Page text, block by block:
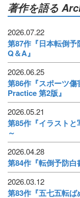
著作を語る
2026.07.22
第87作『日本転倒
Q＆A』
2026.06.25
第86作『スポーツ
Practice 第2版』
2026.05.21
第85作『イラスト
～
2026.04.28
第84作『転倒予防白
2026.03.12
第83作『五七五転